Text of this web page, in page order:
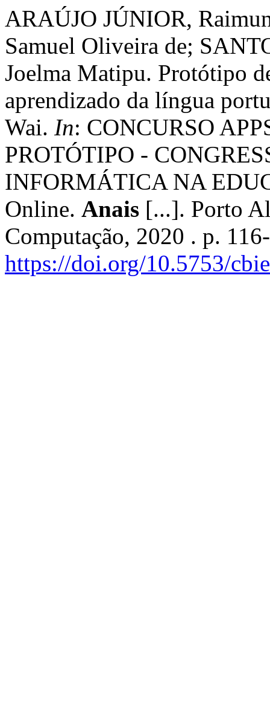
ARAÚJO JÚNIOR,
Samuel Oliveira de;
Joelma Matipu. Protótipo
aprendizado da língua
Wai. In: CONCURSO
PROTÓTIPO -
INFORMÁTICA NA
Online. Anais [...]. Porto
Computação, 2020 . p.
https://doi.org/10.5753/